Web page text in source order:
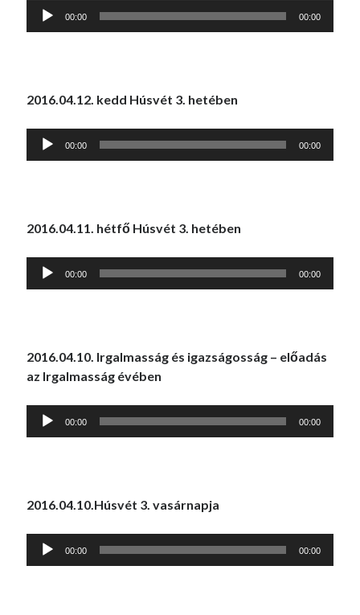
Audió
00:00 00:00
2016.04.12. kedd Húsvét 3. hetében
Audió
00:00 00:00
2016.04.11. hétfő Húsvét 3. hetében
Audió
00:00 00:00
2016.04.10. Irgalmasság és igazságosság – előadás
az Irgalmasság évében
Audió
00:00 00:00
2016.04.10.Húsvét 3. vasárnapja
Audió
00:00 00:00